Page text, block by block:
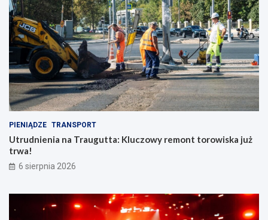
PIENIĄDZE TRANSPORT
Utrudnienia na Traugutta: Kluczowy remont torowiska już
trwa!
6 sierpnia 2026